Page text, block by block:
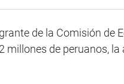
de la Comisión de
millones de peruanos, la